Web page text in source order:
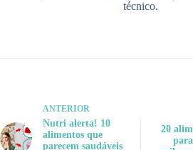
técnico.
ANTERIOR
Nutri alerta! 10
alimentos que
parecem saudáveis
20